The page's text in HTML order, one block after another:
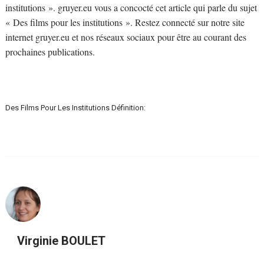
institutions ». gruyer.eu vous a concocté cet article qui parle du sujet
« Des films pour les institutions ». Restez connecté sur notre site
internet gruyer.eu et nos réseaux sociaux pour être au courant des
prochaines publications.
Des Films Pour Les Institutions Définition:
Virginie BOULET